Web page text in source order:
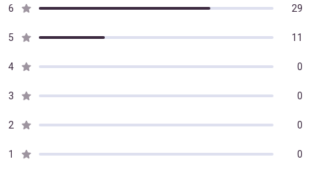
6 29
5 11
4 0
3 0
2 0
1 0